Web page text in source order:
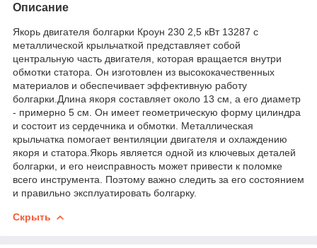
Описание
Якорь двигателя болгарки Кроун 230 2,5 кВт 13287 с
металлической крыльчаткой представляет собой
центральную часть двигателя, которая вращается внутри
обмотки статора. Он изготовлен из высококачественных
материалов и обеспечивает эффективную работу
болгарки.Длина якоря составляет около 13 см, а его диаметр
- примерно 5 см. Он имеет геометрическую форму цилиндра
и состоит из сердечника и обмотки. Металлическая
крыльчатка помогает вентиляции двигателя и охлаждению
якоря и статора.Якорь является одной из ключевых деталей
болгарки, и его неисправность может привести к поломке
всего инструмента. Поэтому важно следить за его состоянием
и правильно эксплуатировать болгарку.
Скрыть